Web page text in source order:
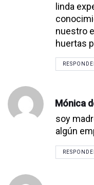
linda
nuestro
huertas
Mónica
soy
algún